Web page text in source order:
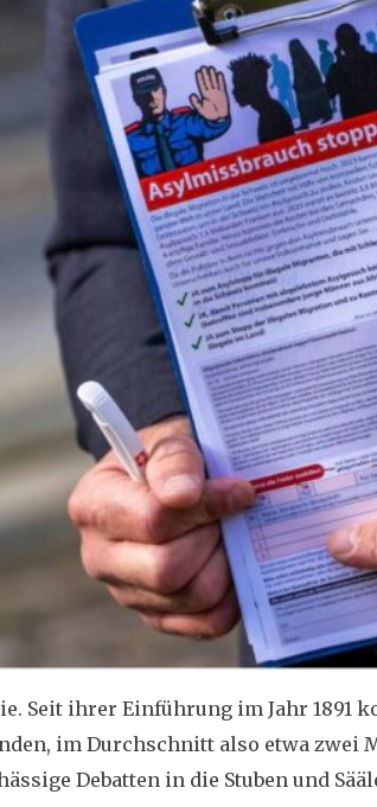
Seit ihrer Einführung im Jahr 1891
im Durchschnitt also etwa zwei
Debatten in die Stuben und